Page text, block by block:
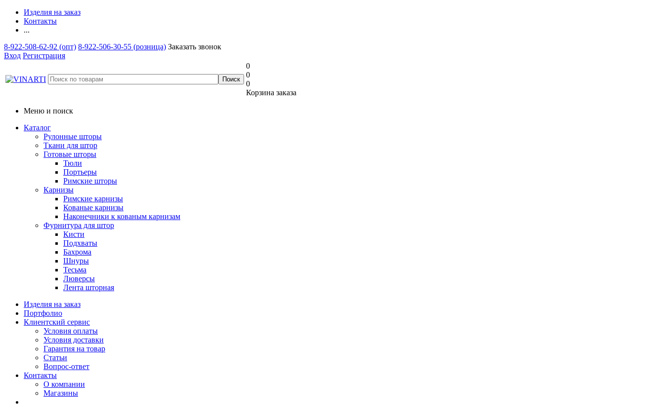
Изделия на заказ
Контакты
...
8-922-508-62-92 (опт) 8-922-506-30-55 (розница) Заказать звонок
Вход Регистрация
0
0
0
Корзина заказа
Меню и поиск
Каталог
Рулонные шторы
Ткани для штор
Готовые шторы
Тюли
Портьеры
Римские шторы
Карнизы
Римские карнизы
Кованые карнизы
Наконечники к кованым карнизам
Фурнитура для штор
Кисти
Подхваты
Бахрома
Шнуры
Тесьма
Люверсы
Лента шторная
Изделия на заказ
Портфолио
Клиентский сервис
Условия оплаты
Условия доставки
Гарантия на товар
Статьи
Вопрос-ответ
Контакты
О компании
Магазины